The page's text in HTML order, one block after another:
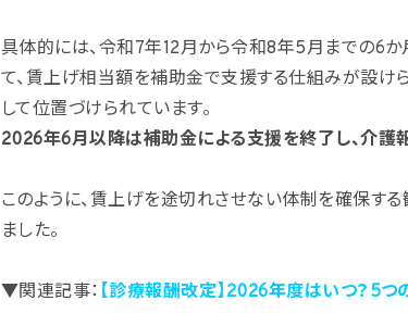
具体的には、令和7年12月から令和8年5月までの6
て、賃上げ相当額を補助金で支援する仕組みが設け
して位置づけられています。
2026年6月以降は補助金による支援を終了し、介護
このように、賃上げを途切れさせない体制を確保す
ました。
▼関連記事： 【診療報酬改定】2026年度はいつ？5